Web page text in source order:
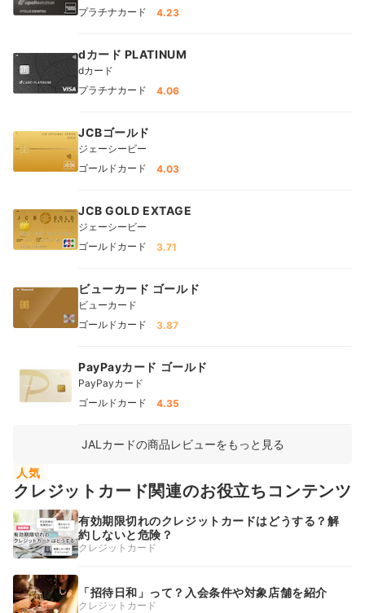
プラチナカード
4.23
dカード PLATINUM
dカード
プラチナカード
4.06
JCBゴールド
ジェーシービー
ゴールドカード
4.03
JCB GOLD EXTAGE
ジェーシービー
ゴールドカード
3.71
ビューカード ゴールド
ビューカード
ゴールドカード
3.87
PayPayカード ゴールド
PayPayカード
ゴールドカード
4.35
JALカードの商品レビューをもっと見る
人気
クレジットカード関連のお役立ちコンテンツ
有効期限切れのクレジットカードはどうする？解
約しないと危険？
クレジットカード
「招待日和」って？入会条件や対象店舗を紹介
クレジットカード